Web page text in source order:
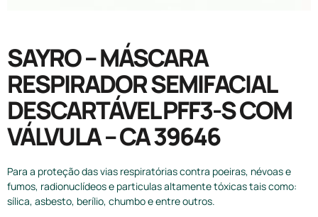
SAYRO – MÁSCARA
RESPIRADOR SEMIFACIAL
DESCARTÁVEL PFF3-S COM
VÁLVULA – CA 39646
Para a proteção das vias respiratórias contra poeiras, névoas e
fumos, radionuclídeos e particulas altamente tóxicas tais como:
sílica, asbesto, berílio, chumbo e entre outros.